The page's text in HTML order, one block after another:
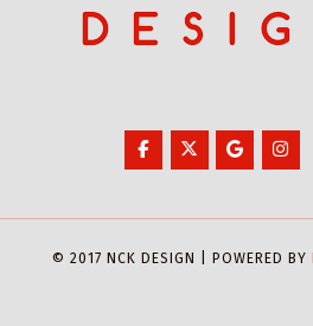
© 2017 NCK DESIGN | POWERED BY